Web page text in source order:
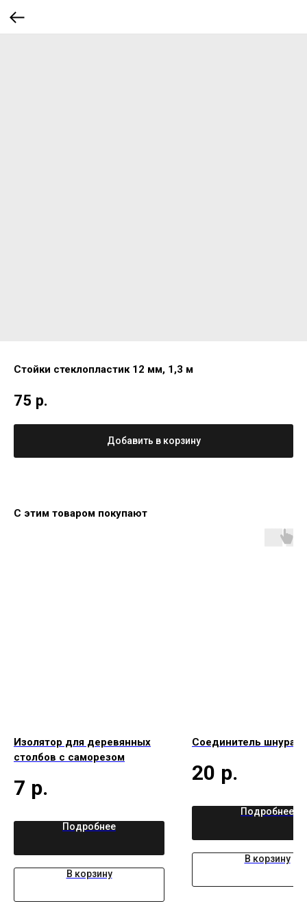
Стойки стеклопластик 12 мм, 1,3 м
75 р.
Добавить в корзину
С этим товаром покупают
Изолятор для деревянных
столбов с саморезом
7 р.
Подробнее
В корзину
Соединитель шнура
20 р.
Подробнее
В корзину